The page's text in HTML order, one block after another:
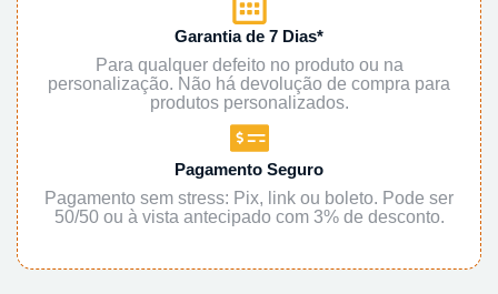
Garantia de 7 Dias*
Para qualquer defeito no produto ou na
personalização. Não há devolução de compra para
produtos personalizados.
Pagamento Seguro
Pagamento sem stress: Pix, link ou boleto. Pode ser
50/50 ou à vista antecipado com 3% de desconto.